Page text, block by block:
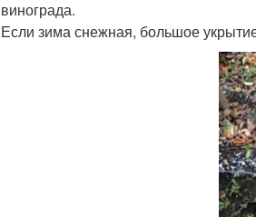
винограда.
Если зима снежная, большое